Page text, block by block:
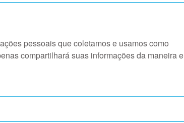
pessoais que coletamos e usamos como
compartilhará suas informações da maneira e